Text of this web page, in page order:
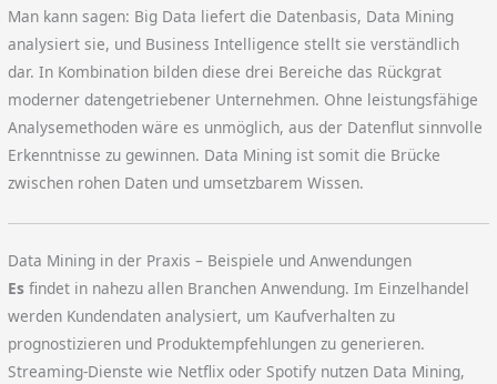
Man kann sagen: Big Data liefert die Datenbasis, Data Mining
analysiert sie, und Business Intelligence stellt sie verständlich
dar. In Kombination bilden diese drei Bereiche das Rückgrat
moderner datengetriebener Unternehmen. Ohne leistungsfähige
Analysemethoden wäre es unmöglich, aus der Datenflut sinnvolle
Erkenntnisse zu gewinnen. Data Mining ist somit die Brücke
zwischen rohen Daten und umsetzbarem Wissen.
Data Mining in der Praxis – Beispiele und Anwendungen
Es findet in nahezu allen Branchen Anwendung. Im Einzelhandel
werden Kundendaten analysiert, um Kaufverhalten zu
prognostizieren und Produktempfehlungen zu generieren.
Streaming-Dienste wie Netflix oder Spotify nutzen Data Mining,